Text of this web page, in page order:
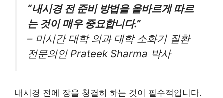
“내시경 전 준비 방법을 올바르게 따르
는 것이 매우 중요합니다.”
– 미시간 대학 의과 대학 소화기 질환
전문의인 Prateek Sharma 박사
내시경 전에 장을 청결히 하는 것이 필수적입니다.